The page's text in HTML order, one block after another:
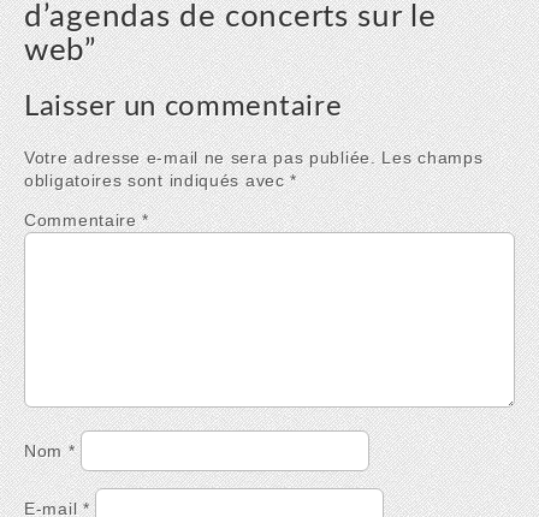
d’agendas de concerts sur le
web”
Laisser un commentaire
Votre adresse e-mail ne sera pas publiée. Les champs
obligatoires sont indiqués avec*
Commentaire*
Nom*
E-mail*